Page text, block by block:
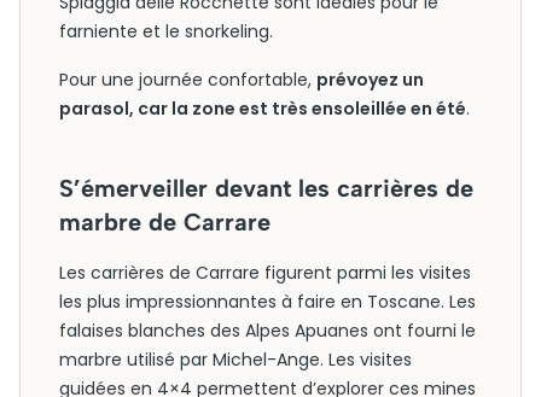
farniente et le snorkeling.
Pour une journée confortable, prévoyez un
parasol, car la zone est très ensoleillée en été.
S’émerveiller devant les carrières de
marbre de Carrare
Les carrières de Carrare figurent parmi les visites
les plus impressionnantes à faire en Toscane. Les
falaises blanches des Alpes Apuanes ont fourni le
marbre utilisé par Michel-Ange. Les visites
guidées en 4×4 permettent d’explorer ces mines